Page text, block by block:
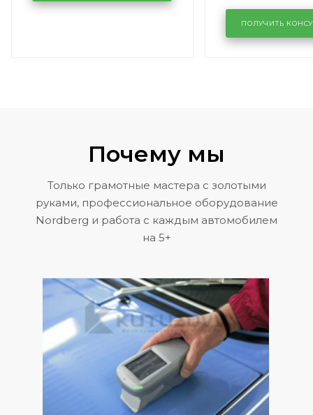
KUTUZOVV
лобового
районе
Volkswagen
ПОЛУЧИТЬ
Почему мы
Только грамотные мастера с золотыми
руками, профессиональное оборудование
Nordberg и работа с каждым автомобилем
на 5+